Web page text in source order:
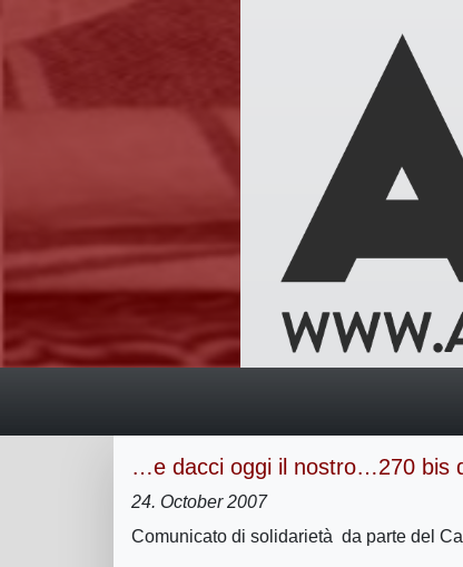
…e dacci oggi il nostro…270 bis
24. October 2007
Comunicato di solidarietà da parte del